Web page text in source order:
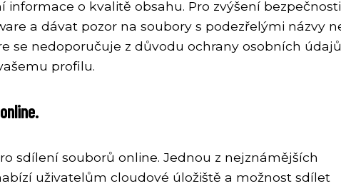
o kvalitě obsahu. Pro zvýšení bezpečnosti
a dávat pozor na soubory s podezřelými názvy
se nedoporučuje z důvodu ochrany osobních
profilu.
sdílení souborů online. Jednou z nejznámějších
uživatelům cloudové úložiště a možnost sdílet